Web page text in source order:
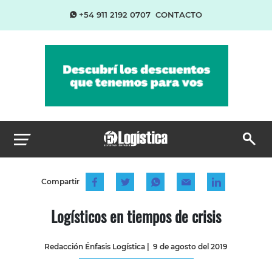
+54 911 2192 0707 CONTACTO
Compartir
Logísticos en tiempos de crisis
Redacción Énfasis Logística | 9 de agosto del 2019